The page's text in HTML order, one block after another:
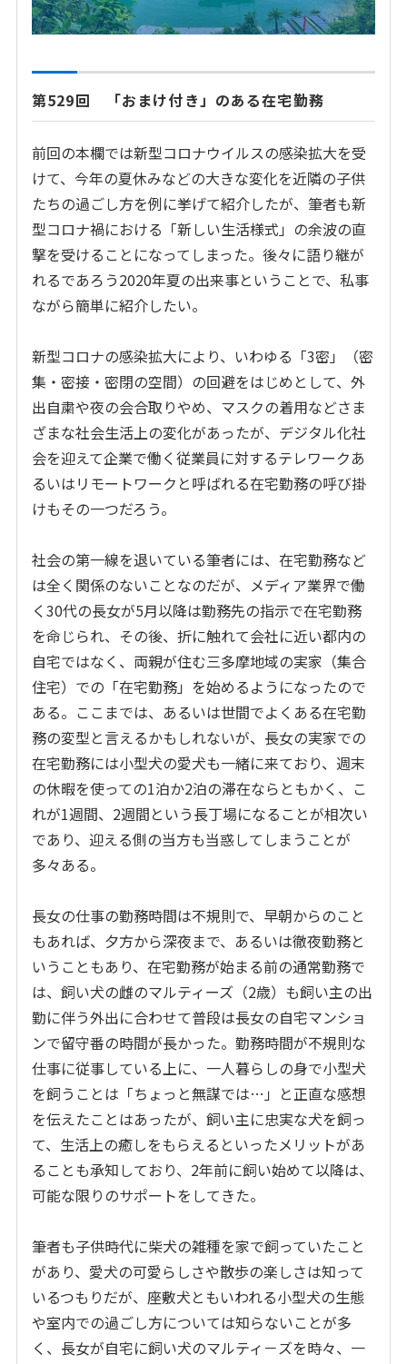
第529回 「おまけ付き」のある在宅勤務
前回の本欄では新型コロナウイルスの感染拡大を受
けて、今年の夏休みなどの大きな変化を近隣の子供
たちの過ごし方を例に挙げて紹介したが、筆者も新
型コロナ禍における「新しい生活様式」の余波の直
撃を受けることになってしまった。後々に語り継が
れるであろう2020年夏の出来事ということで、私事
ながら簡単に紹介したい。
新型コロナの感染拡大により、いわゆる「3密」（密
集・密接・密閉の空間）の回避をはじめとして、外
出自粛や夜の会合取りやめ、マスクの着用などさま
ざまな社会生活上の変化があったが、デジタル化社
会を迎えて企業で働く従業員に対するテレワークあ
るいはリモートワークと呼ばれる在宅勤務の呼び掛
けもその一つだろう。
社会の第一線を退いている筆者には、在宅勤務など
は全く関係のないことなのだが、メディア業界で働
く30代の長女が5月以降は勤務先の指示で在宅勤務
を命じられ、その後、折に触れて会社に近い都内の
自宅ではなく、両親が住む三多摩地域の実家（集合
住宅）での「在宅勤務」を始めるようになったので
ある。ここまでは、あるいは世間でよくある在宅勤
務の変型と言えるかもしれないが、長女の実家での
在宅勤務には小型犬の愛犬も一緒に来ており、週末
の休暇を使っての1泊か2泊の滞在ならともかく、こ
れが1週間、2週間という長丁場になることが相次い
であり、迎える側の当方も当惑してしまうことが
多々ある。
長女の仕事の勤務時間は不規則で、早朝からのこと
もあれば、夕方から深夜まで、あるいは徹夜勤務と
いうこともあり、在宅勤務が始まる前の通常勤務で
は、飼い犬の雌のマルティーズ（2歳）も飼い主の出
勤に伴う外出に合わせて普段は長女の自宅マンショ
ンで留守番の時間が長かった。勤務時間が不規則な
仕事に従事している上に、一人暮らしの身で小型犬
を飼うことは「ちょっと無謀では…」と正直な感想
を伝えたことはあったが、飼い主に忠実な犬を飼っ
て、生活上の癒しをもらえるといったメリットがあ
ることも承知しており、2年前に飼い始めて以降は、
可能な限りのサポートをしてきた。
筆者も子供時代に柴犬の雑種を家で飼っていたこと
があり、愛犬の可愛らしさや散歩の楽しさは知って
いるつもりだが、座敷犬ともいわれる小型犬の生態
や室内での過ごし方については知らないことが多
く、長女が自宅に飼い犬のマルティ－ズを時々、一